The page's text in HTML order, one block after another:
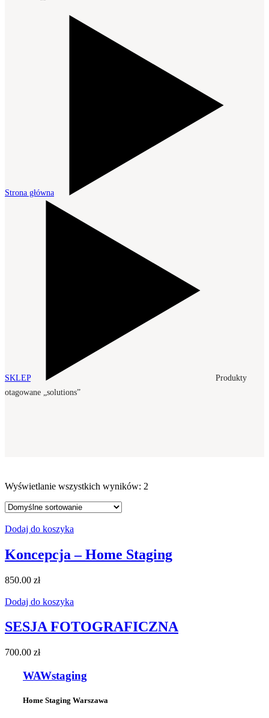
Strona główna
SKLEP
Produkty
otagowane „solutions”
Wyświetlanie wszystkich wyników: 2
Dodaj do koszyka
Koncepcja – Home Staging
850.00 zł
Dodaj do koszyka
SESJA FOTOGRAFICZNA
700.00 zł
WAWstaging
Home Staging Warszawa